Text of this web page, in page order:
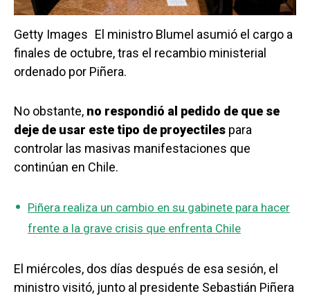
Getty Images El ministro Blumel asumió el cargo a
finales de octubre, tras el recambio ministerial
ordenado por Piñera.
No obstante, no respondió al pedido de que se
deje de usar este tipo de proyectiles para
controlar las masivas manifestaciones que
continúan en Chile.
Piñera realiza un cambio en su gabinete para hacer
frente a la grave crisis que enfrenta Chile
El miércoles, dos días después de esa sesión, el
ministro visitó, junto al presidente Sebastián Piñera